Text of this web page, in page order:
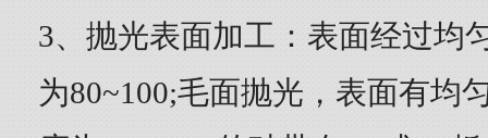
3、抛光表面加工：表面经过均
为80~100;毛面抛光，表面有均